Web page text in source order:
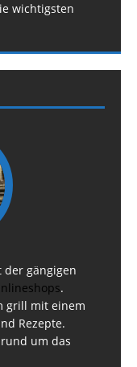
wichtigsten
der gängigen
.
grill mit einem
Rezepte.
um das